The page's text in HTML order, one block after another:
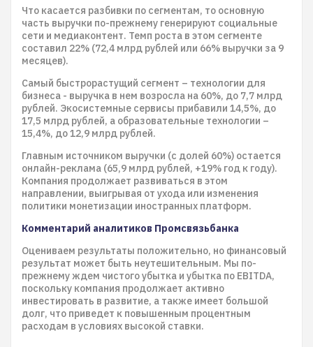
Что касается разбивки по сегментам, то основную
часть выручки по-прежнему генерируют социальные
сети и медиаконтент. Темп роста в этом сегменте
составил 22% (72,4 млрд рублей или 66% выручки за 9
месяцев).
Самый быстрорастущий сегмент – технологии для
бизнеса - выручка в нем возросла на 60%, до 7,7 млрд
рублей. Экосистемные сервисы прибавили 14,5%, до
17,5 млрд рублей, а образовательные технологии –
15,4%, до 12,9 млрд рублей.
Главным источником выручки (с долей 60%) остается
онлайн-реклама (65,9 млрд рублей, +19% год к году).
Компания продолжает развиваться в этом
направлении, выигрывая от ухода или изменения
политики монетизации иностранных платформ.
Комментарий аналитиков Промсвязьбанка
Оцениваем результаты положительно, но финансовый
результат может быть неутешительным. Мы по-
прежнему ждем чистого убытка и убытка по EBITDA,
поскольку компания продолжает активно
инвестировать в развитие, а также имеет большой
долг, что приведет к повышенным процентным
расходам в условиях высокой ставки.